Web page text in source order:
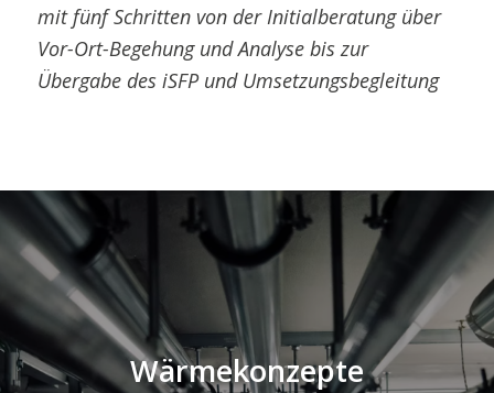
mit fünf Schritten von der Initialberatung über
Vor-Ort-Begehung und Analyse bis zur
Übergabe des iSFP und Umsetzungsbegleitung
Wärmekonzepte